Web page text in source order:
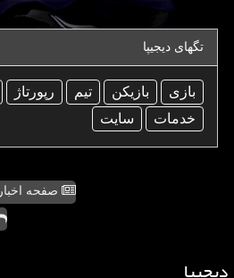
تگهای دیجیپا
بازی بازیكن تیم رپورتاژ
خدمات
سایت
صفحه اخبار